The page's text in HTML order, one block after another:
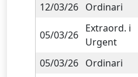
12/03/26
Ordinari
05/03/26
Extraord. i
Urgent
05/03/26 Ordinari